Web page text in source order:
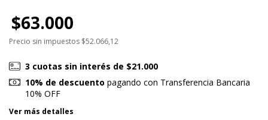
$63.000
Precio sin impuestos $52.066,12
3 cuotas sin interés de $21.000
10% de descuento pagando con Transferencia Bancaria
10% OFF
Ver más detalles